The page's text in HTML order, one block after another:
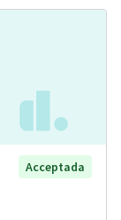
Acceptada